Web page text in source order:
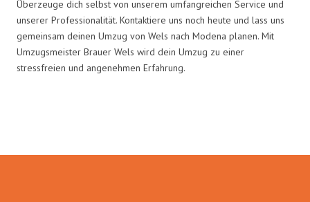
Überzeuge dich selbst von unserem umfangreichen Service und
unserer Professionalität. Kontaktiere uns noch heute und lass uns
gemeinsam deinen Umzug von Wels nach Modena planen. Mit
Umzugsmeister Brauer Wels wird dein Umzug zu einer
stressfreien und angenehmen Erfahrung.